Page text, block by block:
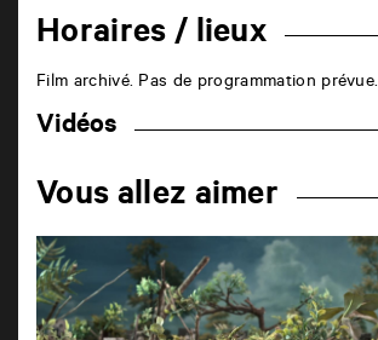
Horaires / lieux
Film archivé. Pas de programmation prévue.
Vidéos
Vous allez aimer